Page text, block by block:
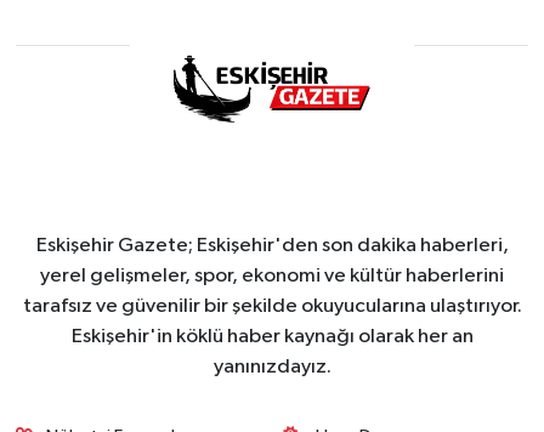
Eskişehir Gazete; Eskişehir'den son dakika haberleri,
yerel gelişmeler, spor, ekonomi ve kültür haberlerini
tarafsız ve güvenilir bir şekilde okuyucularına ulaştırıyor.
Eskişehir'in köklü haber kaynağı olarak her an
yanınızdayız.